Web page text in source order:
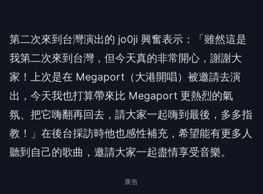
第二次來到台灣演出的 jo0ji 興奮表示：「雖然這是
我第二次來到台灣，但今天真的非常開心，謝謝大
家！上次是在 Megaport （大港開唱）被邀請去演
出，今天我也打算帶來比 Megaport 更熱烈的氣
氛、把它嗨翻再回去，請大家一起嗨到最後，多多指
教！」在後台採訪時他也感性補充，希望能有更多人
聽到自己的歌曲，邀請大家一起盡情享受音樂。
廣告